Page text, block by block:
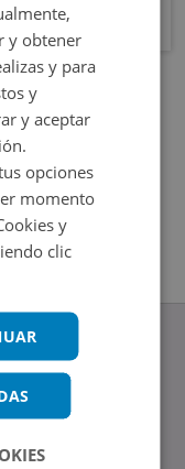
Madrid
y obtener
y para
y
y aceptar
opciones
momento
y
clic